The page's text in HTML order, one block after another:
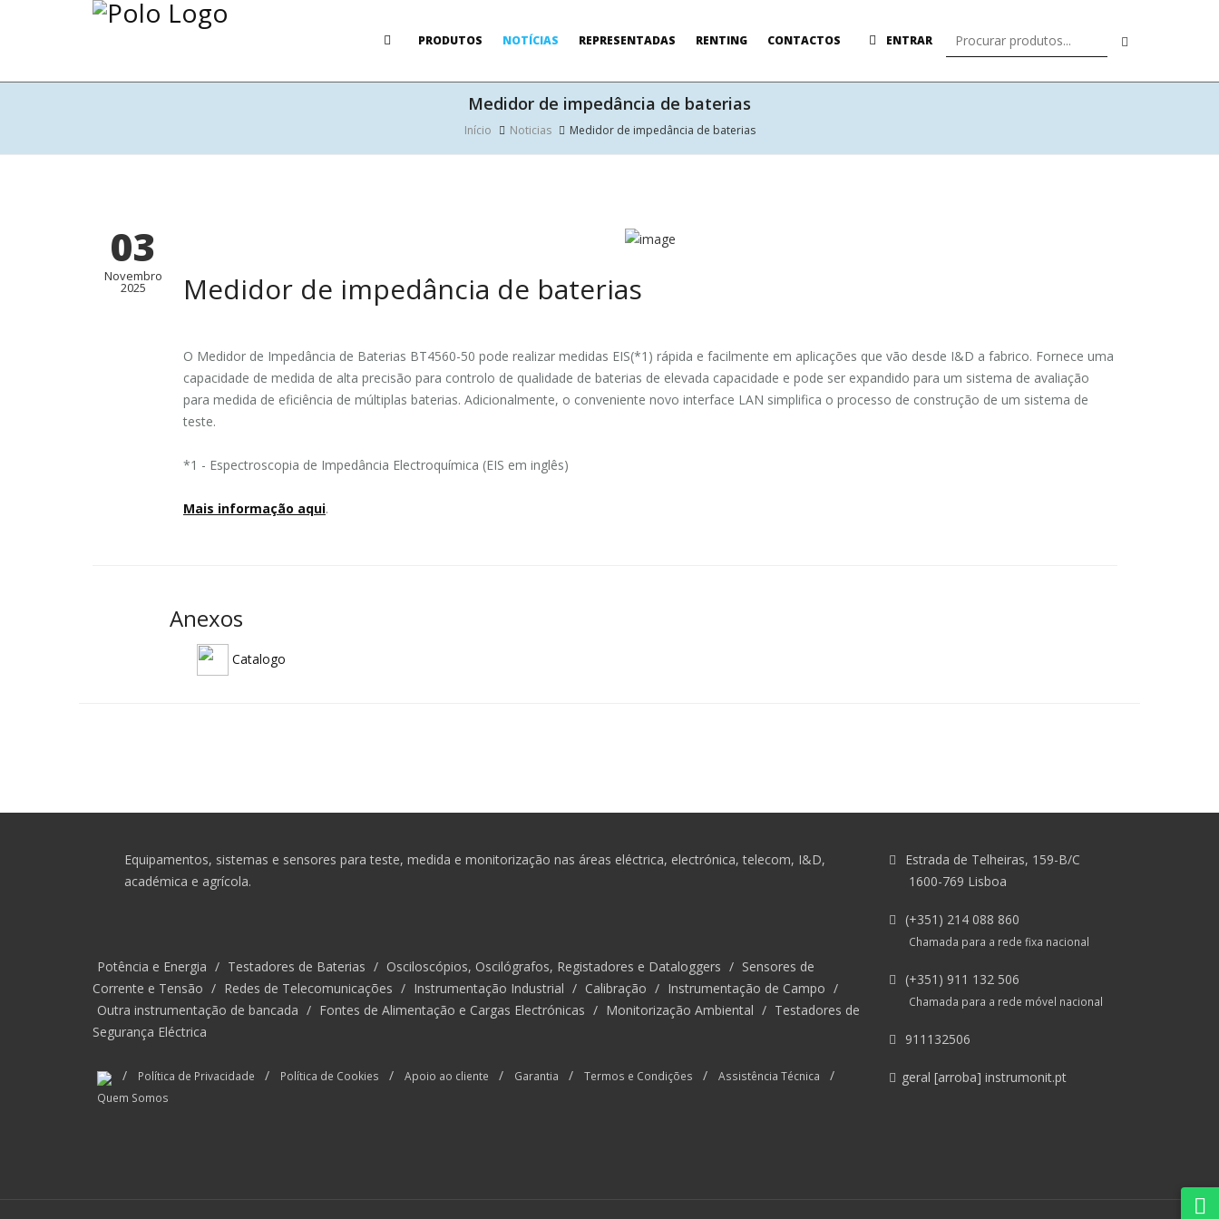
PRODUTOS NOTÍCIAS REPRESENTADAS RENTING CONTACTOS ENTRAR
Medidor de impedância de baterias
Início Noticias Medidor de impedância de baterias
Medidor de impedância de baterias
O Medidor de Impedância de Baterias BT4560-50 pode realizar medidas EIS(*1) rápida e facilmente em aplicações que vão desde I&D a fabrico. Fornece uma
capacidade de medida de alta precisão para controlo de qualidade de baterias de elevada capacidade e pode ser expandido para um sistema de avaliação
para medida de eficiência de múltiplas baterias. Adicionalmente, o conveniente novo interface LAN simplifica o processo de construção de um sistema de
teste.
*1 - Espectroscopia de Impedância Electroquímica (EIS em inglês)
Mais informação aqui.
03
Novembro
2025
Anexos
Catalogo
Equipamentos, sistemas e sensores para teste, medida e monitorização nas áreas eléctrica, electrónica, telecom, I&D,
académica e agrícola.
Potência e Energia / Testadores de Baterias / Osciloscópios, Oscilógrafos, Registadores e Dataloggers / Sensores de
Corrente e Tensão / Redes de Telecomunicações / Instrumentação Industrial / Calibração / Instrumentação de Campo /
Outra instrumentação de bancada / Fontes de Alimentação e Cargas Electrónicas / Monitorização Ambiental / Testadores de
Segurança Eléctrica
/ Política de Privacidade / Política de Cookies / Apoio ao cliente / Garantia / Termos e Condições / Assistência Técnica /
Quem Somos
Estrada de Telheiras, 159-B/C
1600-769 Lisboa
(+351) 214 088 860
Chamada para a rede fixa nacional
(+351) 911 132 506
Chamada para a rede móvel nacional
911132506
geral [arroba] instrumonit.pt